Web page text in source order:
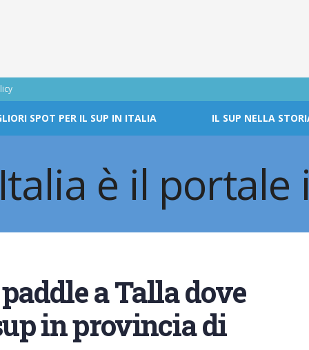
SPOT PER IL SUP IN ITALIA IL SUP NELLA
a Talla dove
in provincia di